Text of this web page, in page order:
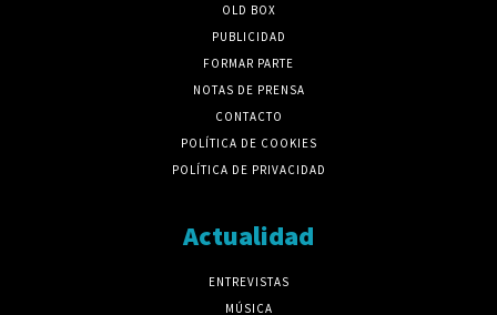
OLD BOX
PUBLICIDAD
FORMAR PARTE
NOTAS DE PRENSA
CONTACTO
POLÍTICA DE COOKIES
POLÍTICA DE PRIVACIDAD
Actualidad
ENTREVISTAS
MÚSICA